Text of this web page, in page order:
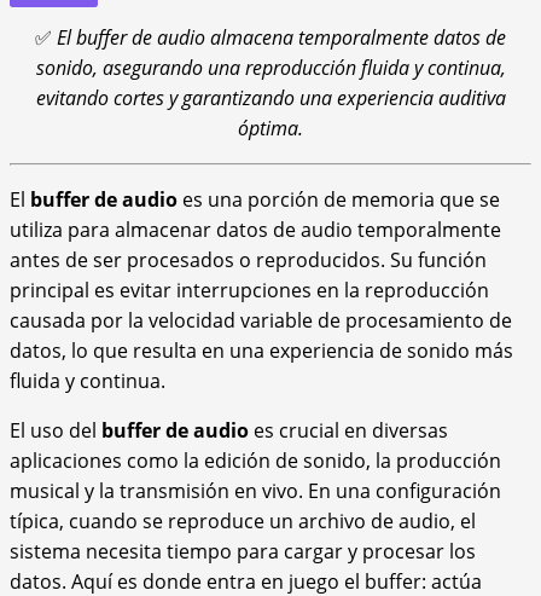
✅ El buffer de audio almacena temporalmente datos de
sonido, asegurando una reproducción fluida y continua,
evitando cortes y garantizando una experiencia auditiva
óptima.
El buffer de audio es una porción de memoria que se
utiliza para almacenar datos de audio temporalmente
antes de ser procesados o reproducidos. Su función
principal es evitar interrupciones en la reproducción
causada por la velocidad variable de procesamiento de
datos, lo que resulta en una experiencia de sonido más
fluida y continua.
El uso del buffer de audio es crucial en diversas
aplicaciones como la edición de sonido, la producción
musical y la transmisión en vivo. En una configuración
típica, cuando se reproduce un archivo de audio, el
sistema necesita tiempo para cargar y procesar los
datos. Aquí es donde entra en juego el buffer: actúa